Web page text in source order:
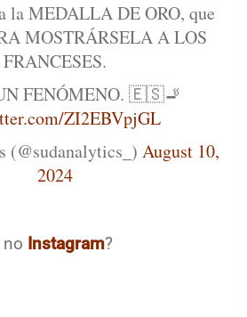
la MEDALLA DE ORO, que
MOSTRÁRSELA A LOS
FRANCESES.
FENÓMENO. 🇪🇸🚬
ZI2EBVpjGL
August 10,
2024
Instagram?